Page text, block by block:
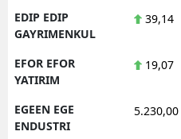
EDIP EDIP
GAYRIMENKUL
39,14
EFOR EFOR
YATIRIM
19,07
EGEEN EGE
ENDUSTRI
5.230,00